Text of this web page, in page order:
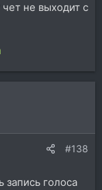
чет не выходит с
#138
запись голоса